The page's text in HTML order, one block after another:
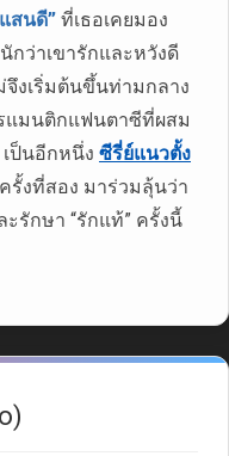
สนดี” ที่เธอเคยมอง
กว่าเขารักและหวังดี
จึงเริ่มต้นขึ้นท่ามกลาง
แมนติกแฟนตาซีที่ผสม
ป็นอีกหนึ่ง ซีรี่ย์แนวตั้ง
งที่สอง มาร่วมลุ้นว่า
รักษา “รักแท้” ครั้งนี้